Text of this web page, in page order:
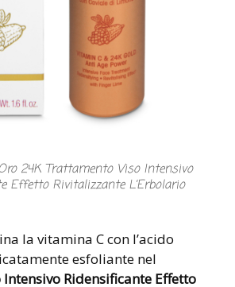
Effetto Rivitalizzante L’Erbolario
la vitamina C con l’acido
esfoliante nel
Ridensificante Effetto